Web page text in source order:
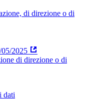
di direzione o di
2025
di direzione o di
dati